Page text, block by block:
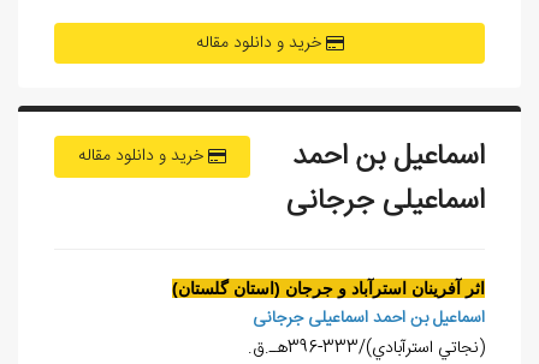
خرید و دانلود مقاله
خرید و دانلود مقاله
اسماعيل بن احمد
اسماعيلی جرجانی
اثر آفرينان استرآباد و جرجان (استان گلستان)
اسماعيل بن احمد اسماعيلی جرجانی
(نجاتي استرآبادي)/333-396هـ.ق.